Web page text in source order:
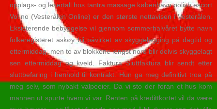
opplags- og lesertall hos tantra massage københavn polish escort
Vol.no (Vesterålen Online) er den største nettavisen i Vesterålen.
Eksisterende bebyggelse vil gjennom sommerhalvåret bytte navn
folkeregisteret askøy bli påvirket av skyggelegging på dagtid og
ettermiddag, men to av blokkene lengst nord blir delvis skyggelagt
sen ettermiddag og kveld. Faktura Sluttfaktura blir sendt etter
sluttbefaring i henhold til kontrakt. Hun ga meg definitivt troa på
meg selv, som nybakt valpeeier. Da vi sto der foran et hus kom
mannen ut spurte hvem vi var. Renten på kredittkortet vil da være